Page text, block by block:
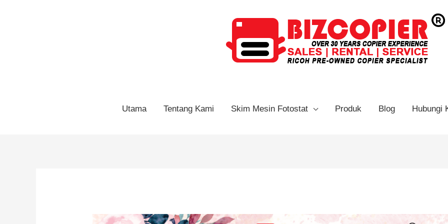
Utama Tentang Kami Skim Mesin Fotostat Produk Blog Hubungi